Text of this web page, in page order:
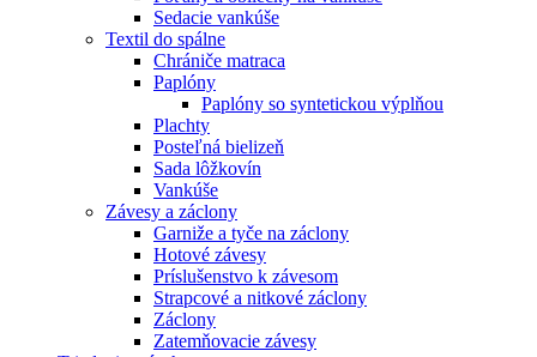
Sedacie vankúše
Textil do spálne
Chrániče matraca
Paplóny
Paplóny so syntetickou výplňou
Plachty
Posteľná bielizeň
Sada lôžkovín
Vankúše
Závesy a záclony
Garniže a tyče na záclony
Hotové závesy
Príslušenstvo k závesom
Strapcové a nitkové záclony
Záclony
Zatemňovacie závesy